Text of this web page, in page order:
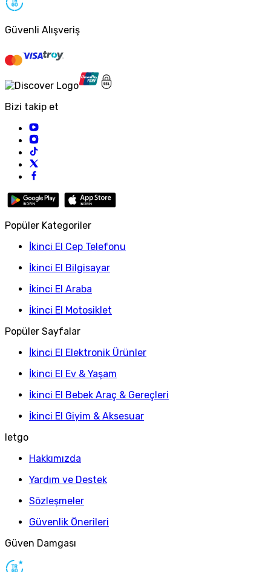
Güvenli Alışveriş
Bizi takip et
Popüler Kategoriler
İkinci El Cep Telefonu
İkinci El Bilgisayar
İkinci El Araba
İkinci El Motosiklet
Popüler Sayfalar
İkinci El Elektronik Ürünler
İkinci El Ev & Yaşam
İkinci El Bebek Araç & Gereçleri
İkinci El Giyim & Aksesuar
letgo
Hakkımızda
Yardım ve Destek
Sözleşmeler
Güvenlik Önerileri
Güven Damgası